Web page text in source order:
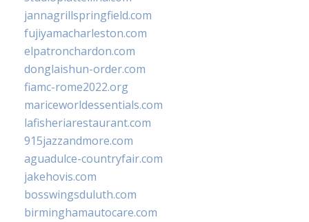
jannagrillspringfield.com
fujiyamacharleston.com
elpatronchardon.com
donglaishun-order.com
fiamc-rome2022.org
mariceworldessentials.com
lafisheriarestaurant.com
915jazzandmore.com
aguadulce-countryfair.com
jakehovis.com
bosswingsduluth.com
birminghamautocare.com